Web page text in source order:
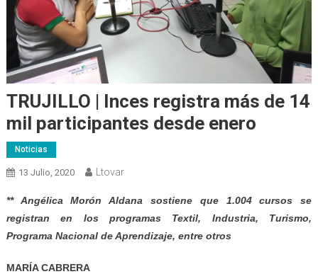
TRUJILLO | Inces registra más de 14
mil participantes desde enero
Noticias
13 Julio, 2020 Ltovar
** Angélica Morón Aldana sostiene que 1.004 cursos se
registran en los programas Textil, Industria, Turismo,
Programa Nacional de Aprendizaje, entre otros
MARÍA CABRERA